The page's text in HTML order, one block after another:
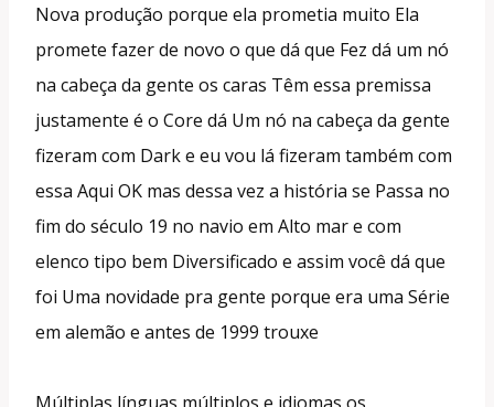
Nova produção porque ela prometia muito Ela
promete fazer de novo o que dá que Fez dá um nó
na cabeça da gente os caras Têm essa premissa
justamente é o Core dá Um nó na cabeça da gente
fizeram com Dark e eu vou lá fizeram também com
essa Aqui OK mas dessa vez a história se Passa no
fim do século 19 no navio em Alto mar e com
elenco tipo bem Diversificado e assim você dá que
foi Uma novidade pra gente porque era uma Série
em alemão e antes de 1999 trouxe